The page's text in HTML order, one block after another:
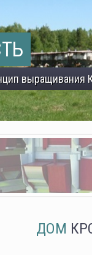
выращивания
ДОМ